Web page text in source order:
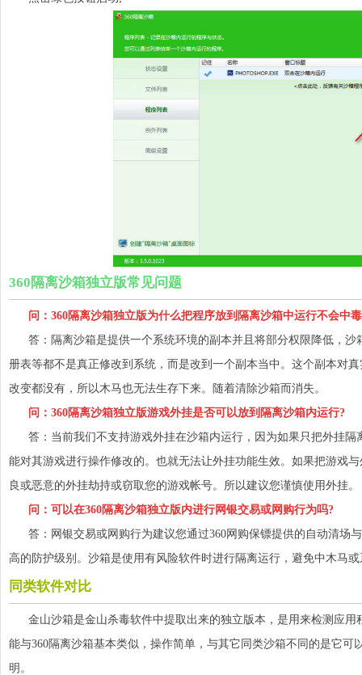
360隔离沙箱独立版常见问题
问：360隔离沙箱独立版为什么把程序放到隔离沙箱中运行不会中
答：隔离沙箱是提供一个系统环境的副本并且将部分权限降低，沙
册表等都不是真正修改到系统，而是改到一个副本当中。这个副本对
改变都没有，所以木马也无法生存下来。随着清除沙箱而消失。
问：360隔离沙箱独立版游戏外挂是否可以放到隔离沙箱内运行?
答：当前我们不支持游戏外挂在沙箱内运行，因为如果只把外挂隔
能对其游戏进行操作修改的。也就无法让外挂功能生效。如果把游戏
良或恶意的外挂劫持或窃取您的游戏帐号。所以建议您谨慎使用外挂。
问：可以在360隔离沙箱独立版内进行网银交易或网购行为吗?
答：网银交易或网购行为建议您通过360网购保镖提供的自动清场
高的防护级别。沙箱是使用有风险软件时进行隔离运行，避免中木马
同类软件对比
金山沙箱是金山杀毒软件中提取出来的独立版本，是用来检测应用
能与360隔离沙箱基本类似，操作简单，与其它同类沙箱不同的是它可
明。